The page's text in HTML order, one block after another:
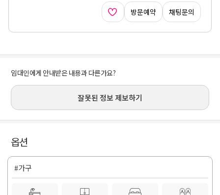
방문예약 채팅문의
임대인에게 안내받은 내용과 다른가요?
잘못된 정보 제보하기
옵션
#가구